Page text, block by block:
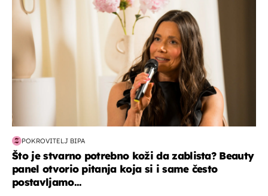
POKROVITELJ BIPA
Što je stvarno potrebno koži da zablista? Beauty
panel otvorio pitanja koja si i same često
postavljamo...